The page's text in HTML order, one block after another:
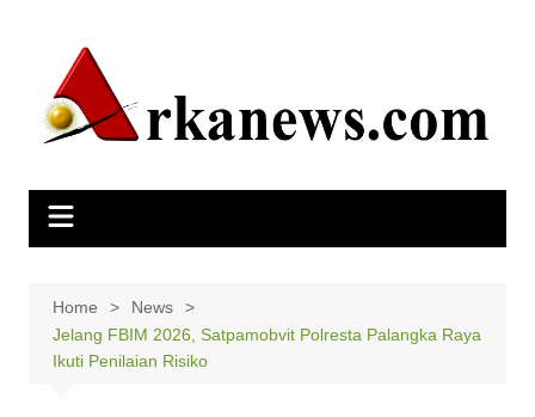
Home
News
Jelang FBIM 2026, Satpamobvit Polresta Palangka Raya
Ikuti Penilaian Risiko